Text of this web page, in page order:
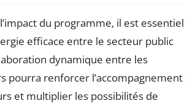
du programme, il est essentiel
efficace entre le secteur public
dynamique entre les
pourra renforcer l’accompagnement
et multiplier les possibilités de